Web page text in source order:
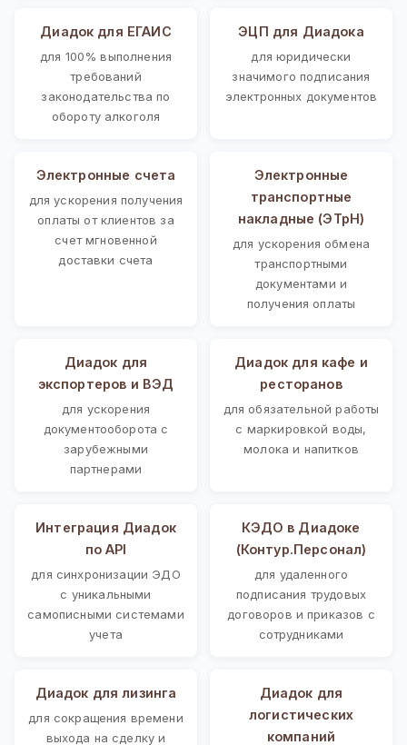
Диадок для ЕГАИС
для 100% выполнения
требований
законодательства по
обороту алкоголя
ЭЦП для Диадока
для юридически
значимого подписания
электронных документов
Электронные счета
для ускорения получения
оплаты от клиентов за
счет мгновенной
доставки счета
Электронные
транспортные
накладные (ЭТрН)
для ускорения обмена
транспортными
документами и
получения оплаты
Диадок для
экспортеров и ВЭД
для ускорения
документооборота с
зарубежными
партнерами
Диадок для кафе и
ресторанов
для обязательной работы
с маркировкой воды,
молока и напитков
Интеграция Диадок
по API
для синхронизации ЭДО
с уникальными
самописными системами
учета
КЭДО в Диадоке
(Контур.Персонал)
для удаленного
подписания трудовых
договоров и приказов с
сотрудниками
Диадок для лизинга
для сокращения времени
выхода на сделку и
Диадок для
логистических
компаний